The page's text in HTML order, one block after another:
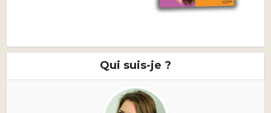
Qui suis-je ?